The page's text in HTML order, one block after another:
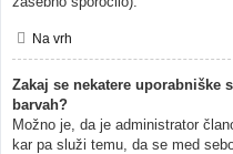
Na vrh
Zakaj se nekatere
barvah?
Možno je, da je administrator
kar pa služi temu, da se med